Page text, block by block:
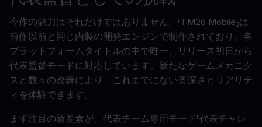
今作の魅力はそれだけではありません。『FM26 Mobile』は
前作以前と同じ内製の開発エンジンで制作されており、各
プラットフォームタイトルの中で唯一、リリース初日から
代表監督モードに対応しています。新たなゲームメカニク
スと数々の改善により、これまでにない奥深さとリアリテ
ィを体験できます。
まず注目の新要素が、代表チーム専用モード「代表チャレ